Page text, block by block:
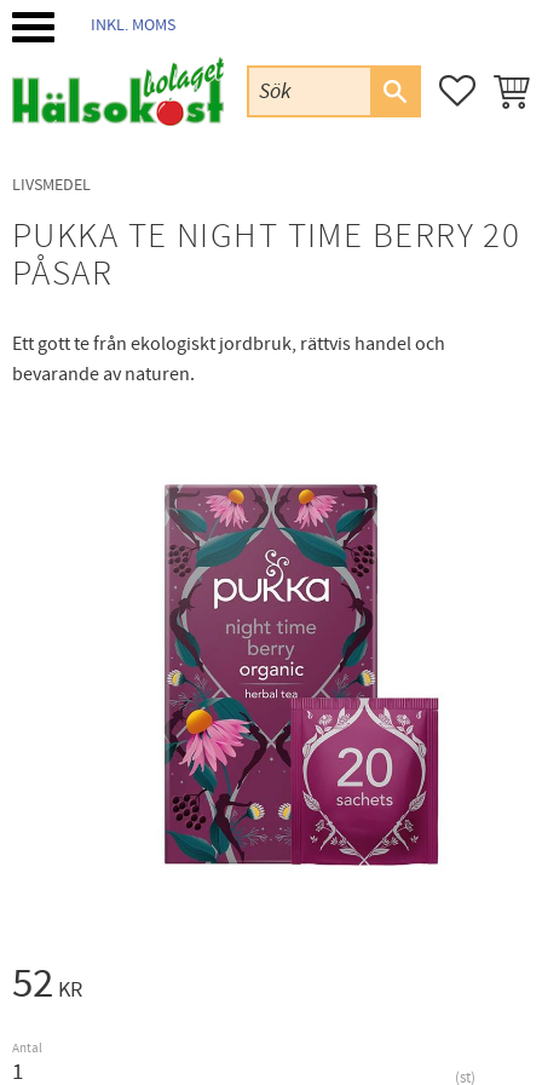
INKL. MOMS
LIVSMEDEL
PUKKA TE NIGHT TIME BERRY 20
PÅSAR
Ett gott te från ekologiskt jordbruk, rättvis handel och
bevarande av naturen.
52 KR
Antal
st